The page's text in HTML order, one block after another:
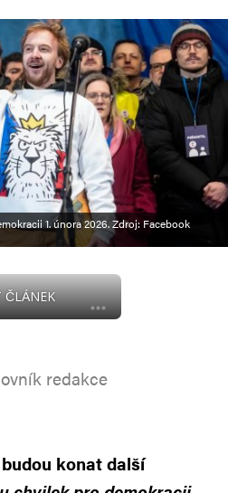
1. února 2026. Zdroj: Facebook
ČLÁNEK
redakce
konat další